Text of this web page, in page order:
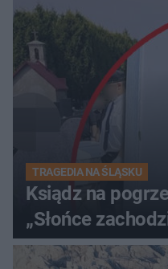
TRAGEDIA NA ŚLĄSKU
Ksiądz na
„Słońce